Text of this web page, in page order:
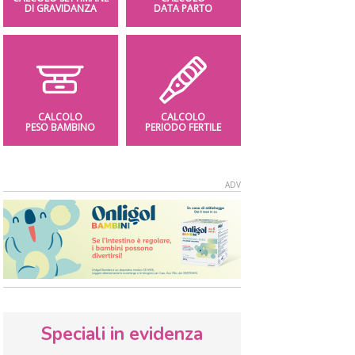
DI GRAVIDANZA DATA PARTO
CALCOLO
PESO BAMBINO
CALCOLO
PERIODO FERTILE
Speciali in evidenza